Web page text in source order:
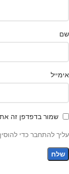
שם
אימייל
שמור בדפדפן זה
עליך להתחבר כדי